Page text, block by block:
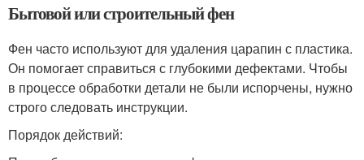
Бытовой или строительный фен
Фен часто используют для удаления царапин с пластика.
Он помогает справиться с глубокими дефектами. Чтобы
в процессе обработки детали не были испорчены, нужно
строго следовать инструкции.
Порядок действий: